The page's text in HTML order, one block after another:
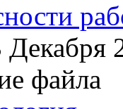
Декабря
файла